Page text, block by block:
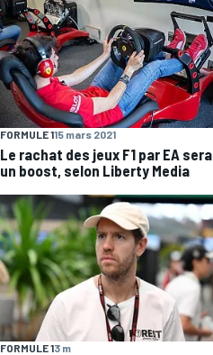
FORMULE 115 mars 2021
Le rachat des jeux F1 par EA sera
un boost, selon Liberty Media
FORMULE 13 m